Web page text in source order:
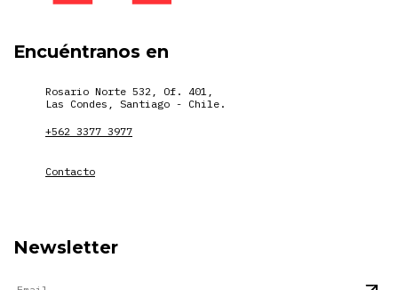
Encuéntranos en
Rosario Norte 532, Of. 401,
Las Condes, Santiago - Chile.
+562 3377 3977
Contacto
Newsletter